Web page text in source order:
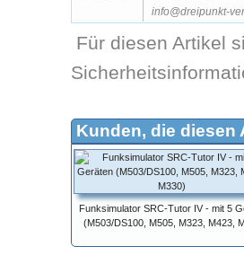
info@dreipunkt-
Für diesen Artikel
Kunden, die diesen
Funksimulator SRC-Tutor IV - mit 5
(M503/DS100, M505, M323, M423,